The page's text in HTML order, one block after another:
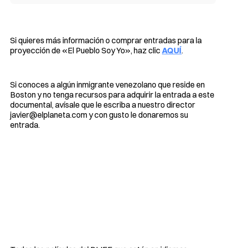
Si quieres más información o comprar entradas para la
proyección de «El Pueblo Soy Yo», haz clic AQUÍ.
Si conoces a algún inmigrante venezolano que reside en
Boston y no tenga recursos para adquirir la entrada a este
documental, avísale que le escriba a nuestro director
javier@elplaneta.comy con gusto le donaremos su
entrada.